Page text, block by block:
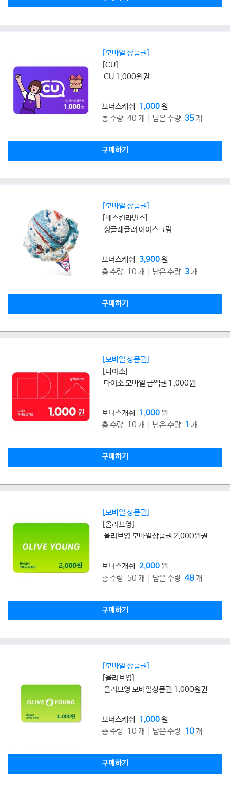
[모바일 상품권]
[CU]
CU 1,000원권
보너스캐쉬 1,000원
총 수량 40 개
남은 수량 35개
구매하기
[모바일 상품권]
[배스킨라빈스]
싱글레귤러 아이스크림
보너스캐쉬 3,900원
총 수량 10 개
남은 수량 3개
구매하기
[모바일 상품권]
[다이소]
다이소 모바일 금액권 1,000원
보너스캐쉬 1,000원
총 수량 10 개
남은 수량 1 개
구매하기
[모바일 상품권]
[올리브영]
올리브영 모바일상품권 2,000원권
보너스캐쉬 2,000원
총 수량 50 개
남은 수량 48개
구매하기
[모바일 상품권]
[올리브영]
올리브영 모바일상품권 1,000원권
보너스캐쉬 1,000원
총 수량 10 개
남은 수량 10개
구매하기